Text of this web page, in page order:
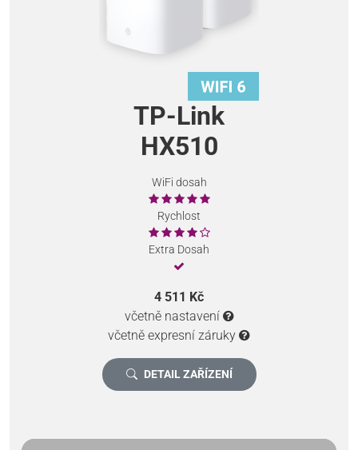
TP-Link
HX510
WiFi dosah
Rychlost
Extra Dosah
4 511 Kč
včetně nastavení
včetně expresní záruky
DETAIL ZAŘÍZENÍ